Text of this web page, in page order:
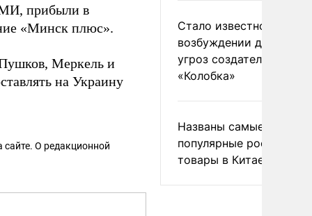
прибыли в
«Минск плюс».
Меркель и
на Украину
сайте. О редакционной
Стало известно о
возбуждении дела из-
угроз создателям
«Колобка»
Названы самые
популярные российские
товары в Китае